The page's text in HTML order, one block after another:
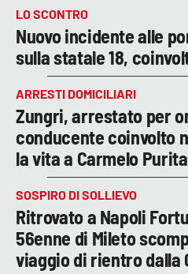
LO SCONTRO
Nuovo incidente alle
sulla statale 18,
ARRESTI DOMICILIARI
Zungri, arrestato per
conducente coinvolto
la vita a Carmelo Purita
SOSPIRO DI SOLLIEVO
Ritrovato a Napoli
56enne di Mileto
viaggio di rientro dalla